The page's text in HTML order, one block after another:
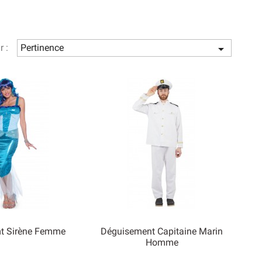
: Pertinence 
Sirène Femme
Déguisement Capitaine Marin
Homme